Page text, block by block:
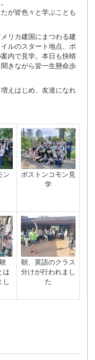
が皆色々と学ぶことも
リカ建国にまつわる建
ルのスタート地点、ボ
内で見学。本日も快晴
きながら皆一生懸命歩
えはじめ、友達になれ
ン
ボストンコモン見
学
は
し
朝、英語のクラス
分けが行われまし
た